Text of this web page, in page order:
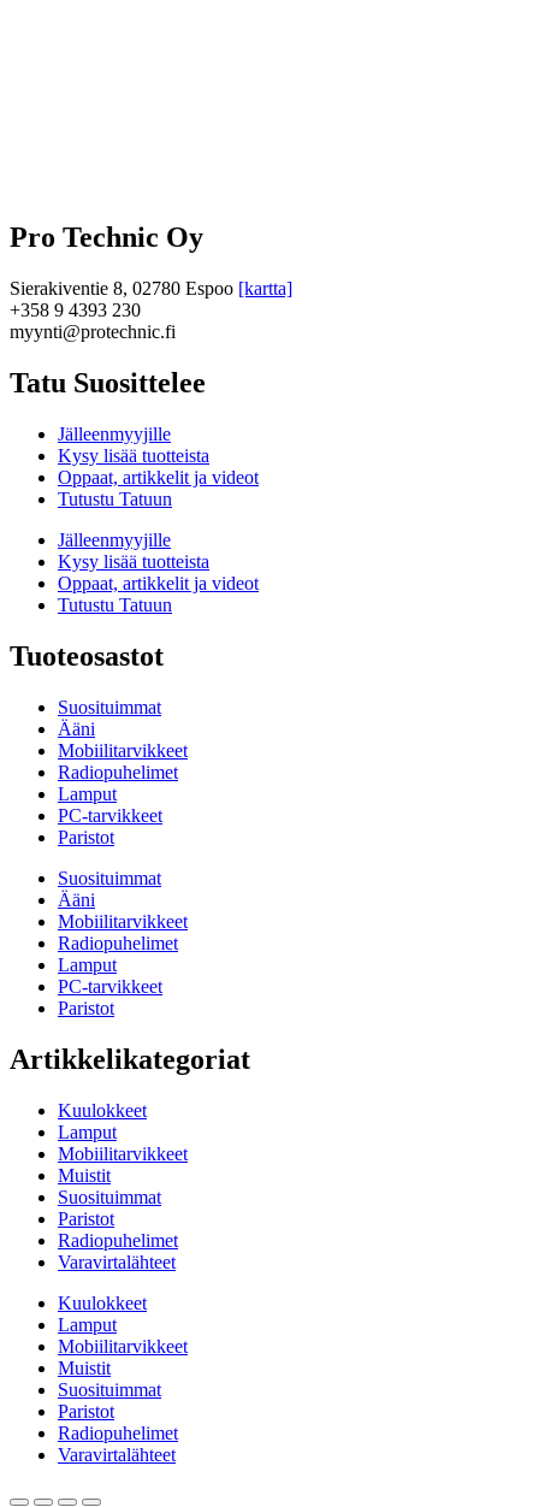
Pro Technic Oy
Sierakiventie 8, 02780 Espoo [kartta]
+358 9 4393 230
myynti@protechnic.fi
Tatu Suosittelee
Jälleenmyyjille
Kysy lisää tuotteista
Oppaat, artikkelit ja videot
Tutustu Tatuun
Jälleenmyyjille
Kysy lisää tuotteista
Oppaat, artikkelit ja videot
Tutustu Tatuun
Tuoteosastot
Suosituimmat
Ääni
Mobiilitarvikkeet
Radiopuhelimet
Lamput
PC-tarvikkeet
Paristot
Suosituimmat
Ääni
Mobiilitarvikkeet
Radiopuhelimet
Lamput
PC-tarvikkeet
Paristot
Artikkelikategoriat
Kuulokkeet
Lamput
Mobiilitarvikkeet
Muistit
Suosituimmat
Paristot
Radiopuhelimet
Varavirtalähteet
Kuulokkeet
Lamput
Mobiilitarvikkeet
Muistit
Suosituimmat
Paristot
Radiopuhelimet
Varavirtalähteet